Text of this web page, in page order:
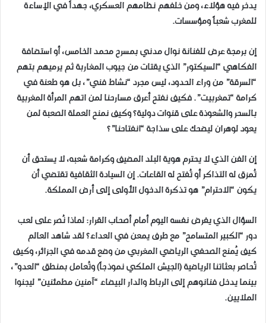
يدخر فيه هؤلاء، ومن خلفهم نظامهم العسكري، جهداً في الإساءة
للمغرب شعباً ومؤسسات.
إن برمجة عرض للفنانة نوال مدني بمسرح محمد الخامس، أو استضافة
الفكاهي “السيكتور” الذي يقتات من جيوب المغاربة ثم يرميهم بتهم
“السرقة” من وراء الحدود، ليس مجرد “نشاط فني”، بل هو طعنة في
كرامة “تمغربيت”. فكيف نفتح أعرق مسارحنا لمن اتهم المرأة المغربية
بالسحر والشعوذة على قنوات دولية؟ وكيف نمنح العملة الصعبة لمن
يعود لوهران ليضحك على سذاجة “انفتاحنا”؟
إن الفن الذي لا يحترم هوية البلد المضيف وكرامة شعبه، لا يستحق أن
تُمزق له التذاكر أو تُفتح له القاعات. إن السيادة الثقافية تقتضي أن
يكون “الاحترام” هو تذكرة الدخول الأولى إلى أرض المملكة.
السؤال الذي يفرض نفسه اليوم أمام أصحاب القرار: لماذا نُصر على لعب
دور “الكبير المتسامح” مع طرف يمعن في العداء؟ لقد شاهد العالم
كيف يُمنع الصحفي الرياضي المغربي من وضع قدمه في الجزائر، وكيف
تُحاصر بعثاتنا الرياضية (الجيش الملكي نموذجاً) وتُعامل بمنطق “العدو”،
بينما يدخل فنانوهم إلى الرباط والدار البيضاء “آمنين مطمئنين” ليجنوا
الملايين.